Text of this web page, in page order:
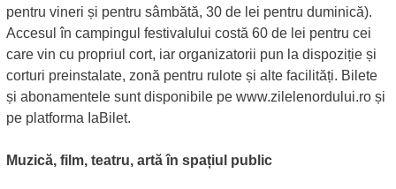
pentru vineri și pentru sâmbătă, 30 de lei pentru duminică).
Accesul în campingul festivalului costă 60 de lei pentru cei
care vin cu propriul cort, iar organizatorii pun la dispoziție și
corturi preinstalate, zonă pentru rulote și alte facilități. Bilete
și abonamentele sunt disponibile pe www.zilelenordului.ro și
pe platforma IaBilet.
Muzică, film, teatru, artă în spațiul public